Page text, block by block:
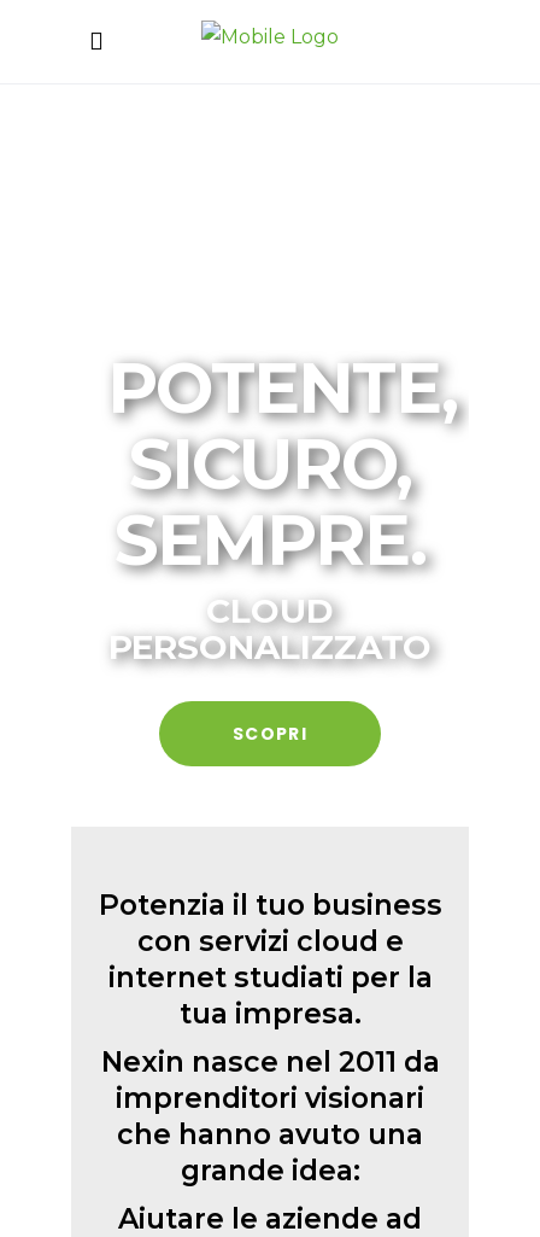
POTENTE,
SICURO,
SEMPRE.
CLOUD
PERSONALIZZATO
SCOPRI
Potenzia il tuo business
con servizi cloud e
internet studiati per la
tua impresa.
Nexin nasce nel 2011 da
imprenditori visionari
che hanno avuto una
grande idea:
Aiutare le aziende ad